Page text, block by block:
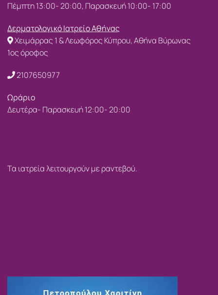
Πέμπτη 13:00- 20:00, Παρασκευή 10:00- 17:00
Δερματολογικό Ιατρείο Αθήνας
Χειμάρρας 1 & Λεωφόρος Κύπρου, Αθήνα Βύρωνας
1ος όροφος
2107650977
Ωράριο
Δευτέρα- Παρασκευή 12:00- 20:00
Τα ιατρεία λειτουργούν με ραντεβού.